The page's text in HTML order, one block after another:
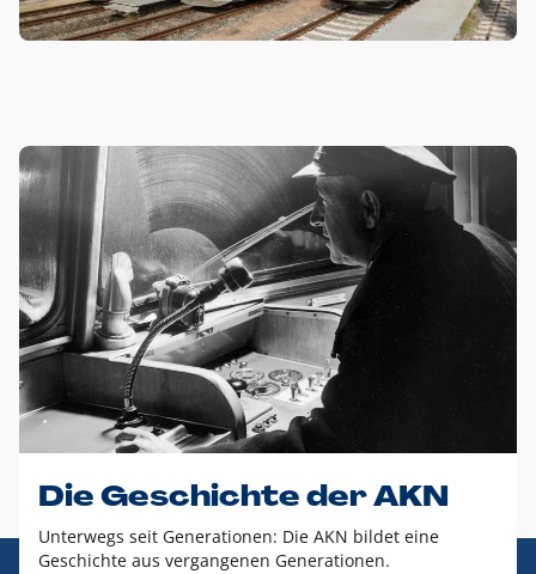
Die Geschichte der AKN
Unterwegs seit Generationen: Die AKN bildet eine
Geschichte aus vergangenen Generationen.